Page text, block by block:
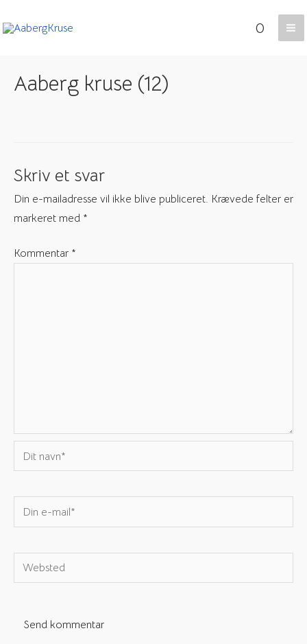
til
0
Aaberg kruse (12)
Skriv et svar
Din e-mailadresse vil ikke blive publiceret. Krævede felter er
markeret med *
Kommentar *
Dit
navn*
Din
e-
Websted